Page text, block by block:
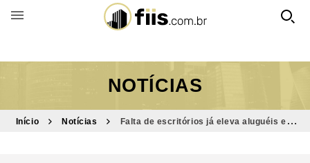
BUSCAR POR FUNDO
NOTÍCIAS
Início Notícias
Falta de escritórios já eleva aluguéis em